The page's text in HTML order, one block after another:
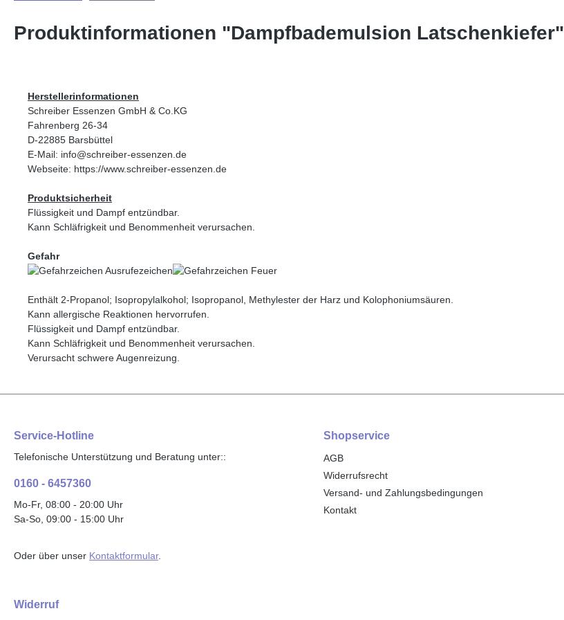
Produktinformationen "Dampfbademulsion Latschenkiefer"
Herstellerinformationen
Schreiber Essenzen GmbH & Co.KG
Fahrenberg 26-34
D-22885 Barsbüttel
E-Mail: info@schreiber-essenzen.de
Webseite: https://www.schreiber-essenzen.de
Produktsicherheit
Flüssigkeit und Dampf entzündbar.
Kann Schläfrigkeit und Benommenheit verursachen.
Gefahr
Enthält 2-Propanol; Isopropylalkohol; Isopropanol, Methylester der Harz und Kolophoniumsäuren.
Kann allergische Reaktionen hervorrufen.
Flüssigkeit und Dampf entzündbar.
Kann Schläfrigkeit und Benommenheit verursachen.
Verursacht schwere Augenreizung.
Service-Hotline
Telefonische Unterstützung und Beratung unter::
0160 - 6457360
Mo-Fr, 08:00 - 20:00 Uhr
Sa-So, 09:00 - 15:00 Uhr
Oder über unser Kontaktformular.
Shopservice
AGB
Widerrufsrecht
Versand- und Zahlungsbedingungen
Kontakt
Widerruf